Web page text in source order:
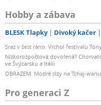
Hobby a zábava
BLESK Tlapky Divoký kačer
Sraz v šest ráno. Vrchol festivalu
Nízkorozpočtová dovolená?
ve Švýcarsku a Itálii
OBRAZEM: Modré slzy na Tchaj-
Pro generaci Z